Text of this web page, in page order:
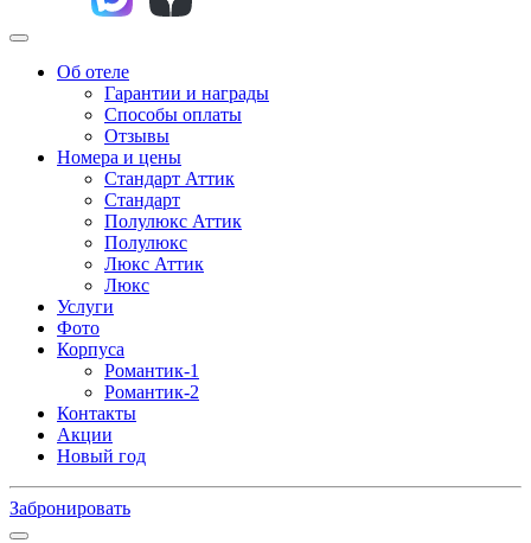
Об отеле
Гарантии и награды
Способы оплаты
Отзывы
Номера и цены
Стандарт Аттик
Стандарт
Полулюкс Аттик
Полулюкс
Люкс Аттик
Люкс
Услуги
Фото
Корпуса
Романтик-1
Романтик-2
Контакты
Акции
Новый год
Забронировать